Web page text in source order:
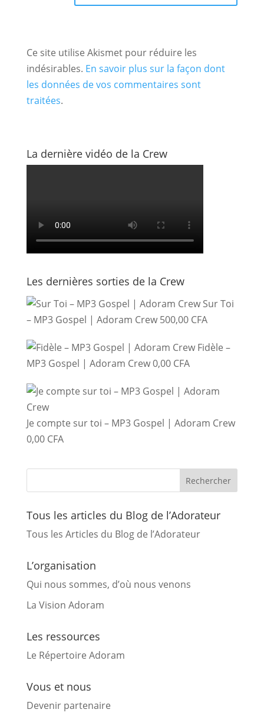
Ce site utilise Akismet pour réduire les
indésirables. En savoir plus sur la façon dont
les données de vos commentaires sont
traitées.
La dernière vidéo de la Crew
Les dernières sorties de la Crew
Sur Toi
– MP3 Gospel | Adoram Crew 500,00 CFA
Fidèle –
MP3 Gospel | Adoram Crew0,00 CFA
Je compte sur toi – MP3 Gospel | Adoram Crew
0,00 CFA
Tous les articles du Blog de l’Adorateur
Tous les Articles du Blog de l’Adorateur
L’organisation
Qui nous sommes, d’où nous venons
La Vision Adoram
Les ressources
Le Répertoire Adoram
Vous et nous
Devenir partenaire